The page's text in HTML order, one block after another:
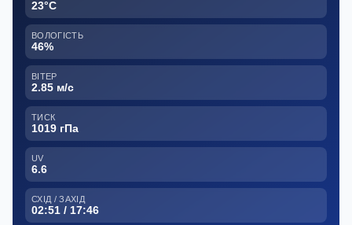
23°C
ВОЛОГІСТЬ
46%
ВІТЕР
2.85 м/с
ТИСК
1019 гПа
UV
6.6
СХІД / ЗАХІД
02:51 / 17:46